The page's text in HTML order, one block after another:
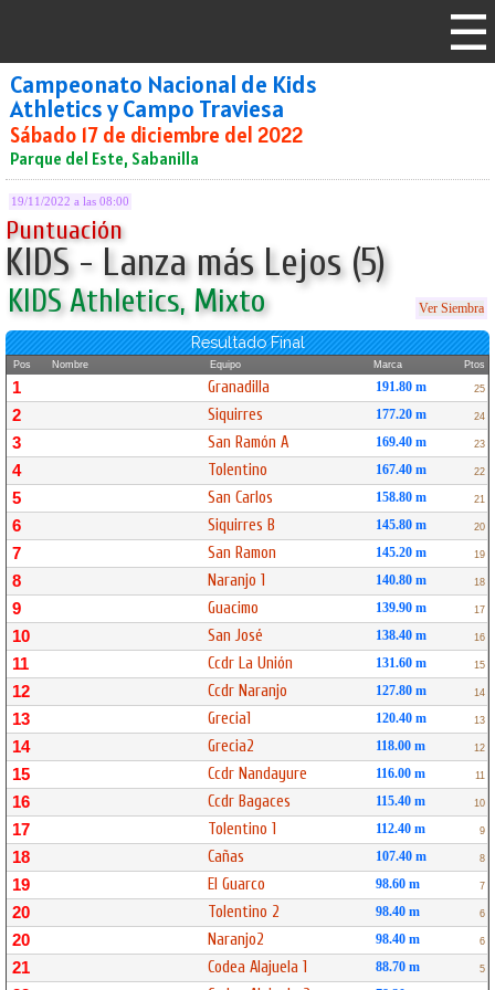
Campeonato Nacional de Kids
Athletics y Campo Traviesa
Sábado 17 de diciembre del 2022
Parque del Este, Sabanilla
19/11/2022 a las 08:00
Puntuación
KIDS - Lanza más Lejos (5)
KIDS Athletics, Mixto Ver Siembra
Resultado Final
Pos Nombre Equipo Marca Ptos
1 Granadilla 191.80 m 25
2 Siquirres 177.20 m 24
3 San Ramón A 169.40 m 23
4 Tolentino 167.40 m 22
5 San Carlos 158.80 m 21
6 Siquirres B 145.80 m 20
7 San Ramon 145.20 m 19
8 Naranjo 1 140.80 m 18
9 Guacimo 139.90 m 17
10 San José 138.40 m 16
11 Ccdr La Unión 131.60 m 15
12 Ccdr Naranjo 127.80 m 14
13 Grecia1 120.40 m 13
14 Grecia2 118.00 m 12
15 Ccdr Nandayure 116.00 m 11
16 Ccdr Bagaces 115.40 m 10
17 Tolentino 1 112.40 m 9
18 Cañas 107.40 m 8
19 El Guarco 98.60 m 7
20 Tolentino 2 98.40 m 6
20 Naranjo2 98.40 m 6
21 Codea Alajuela 1 88.70 m 5